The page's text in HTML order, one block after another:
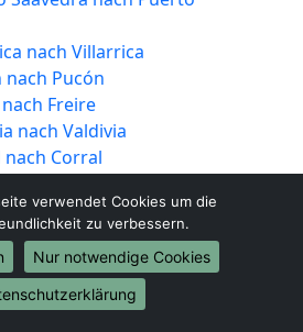
nach Villarrica
Pucón
Freire
nach Valdivia
Corral
nach Los Lagos
nach Mariquina
Máfil
nach Paillaco
nach Panguipulli
verwendet Cookies um die
zu verbessern.
Nur notwendige Cookies